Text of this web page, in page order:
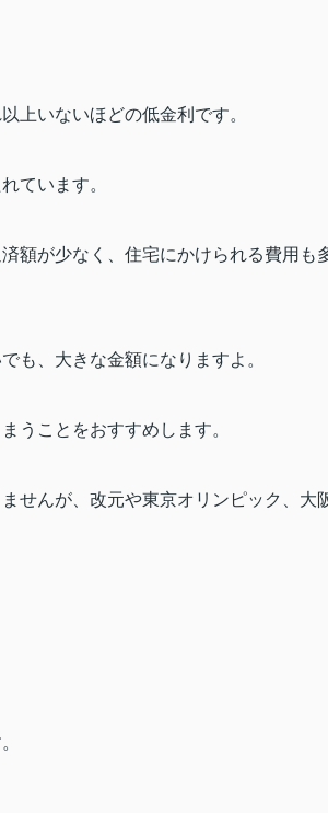
上いないほどの低金利です。
ています。
額が少なく、住宅にかけられる費用も
も、大きな金額になりますよ。
うことをおすすめします。
せんが、改元や東京オリンピック、大